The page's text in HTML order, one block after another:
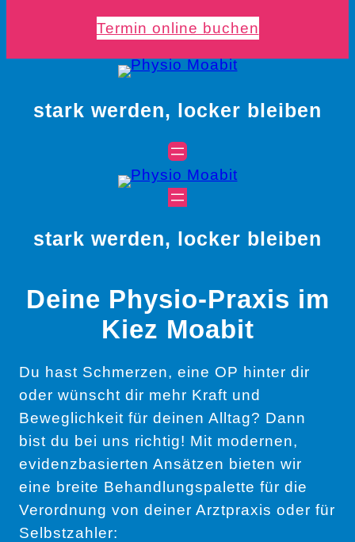
Termin online buchen
stark werden, locker bleiben
stark werden, locker bleiben
Deine Physio-Praxis im
Kiez Moabit
Du hast Schmerzen, eine OP hinter dir
oder wünscht dir mehr Kraft und
Beweglichkeit für deinen Alltag? Dann
bist du bei uns richtig! Mit modernen,
evidenzbasierten Ansätzen bieten wir
eine breite Behandlungspalette für die
Verordnung von deiner Arztpraxis oder für
Selbstzahler: